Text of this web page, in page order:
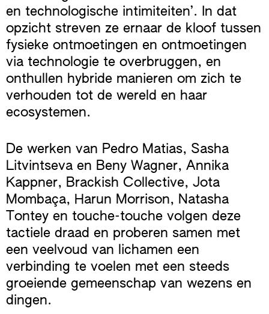
en technologische intimiteiten’. In dat
opzicht streven ze ernaar de kloof tussen
fysieke ontmoetingen en ontmoetingen
via technologie te overbruggen, en
onthullen hybride manieren om zich te
verhouden tot de wereld en haar
ecosystemen.
De werken van Pedro Matias, Sasha
Litvintseva en Beny Wagner, Annika
Kappner, Brackish Collective, Jota
Mombaça, Harun Morrison, Natasha
Tontey en touche-touche volgen deze
tactiele draad en proberen samen met
een veelvoud van lichamen een
verbinding te voelen met een steeds
groeiende gemeenschap van wezens en
dingen.